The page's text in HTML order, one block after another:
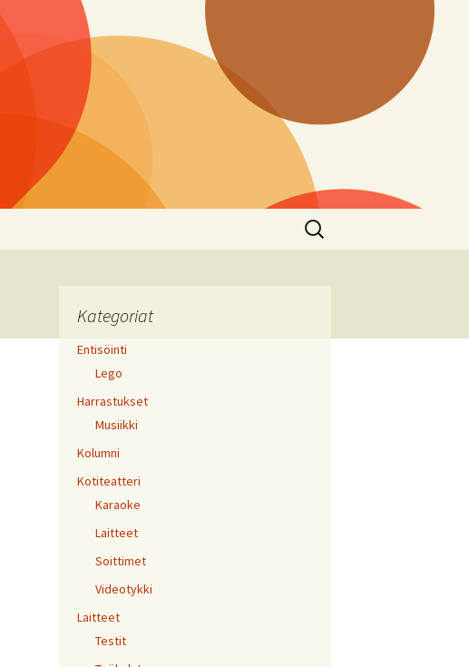
Haku:
Kategoriat
Entisöinti
Lego
Harrastukset
Musiikki
Kolumni
Kotiteatteri
Karaoke
Laitteet
Soittimet
Videotykki
Laitteet
Testit